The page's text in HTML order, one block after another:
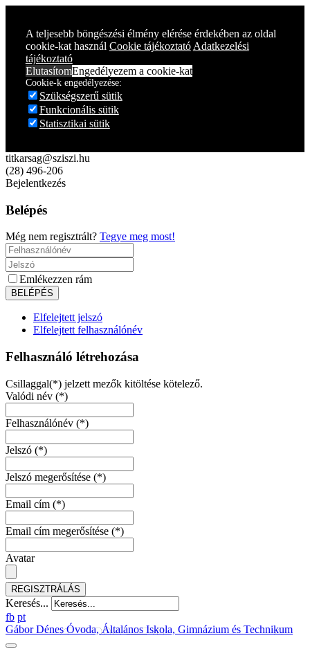
A teljesebb böngészési élmény elérése érdekében az oldal
cookie-kat használ Cookie tájékoztató Adatkezelési
tájékoztató
ElutasítomEngedélyezem a cookie-kat
Cookie-k engedélyezése:
Szükségszerű sütik
Funkcionális sütik
Statisztikai sütik
titkarsag@sziszi.hu
(28) 496-206
Bejelentkezés
Belépés
Még nem regisztrált? Tegye meg most!
Emlékezzen rám
Elfelejtett jelszó
Elfelejtett felhasználónév
Felhasználó létrehozása
Csillaggal(*) jelzett mezők kitöltése kötelező.
Valódi név (*)
Felhasználónév (*)
Jelszó (*)
Jelszó megerősítése (*)
Email cím (*)
Email cím megerősítése (*)
Avatar
REGISZTRÁLÁS
Keresés...
fb pt
Gábor Dénes Óvoda, Általános Iskola, Gimnázium és Technikum